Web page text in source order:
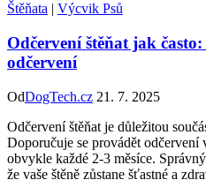
Štěňata | Výcvik Psů
Odčervení štěňat jak
odčervení
OdDogTech.cz 21. 7. 2025
Odčervení štěňat je důležitou
Doporučuje se provádět odčervení
obvykle každé 2-3 měsíce.
že vaše štěně zůstane šťastné a